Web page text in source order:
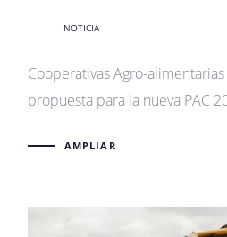
NOTICIA
Cooperativas Agro-
propuesta para la nueva PAC
AMPLIAR